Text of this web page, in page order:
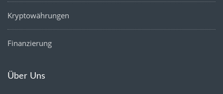
Kryptowährungen
Finanzierung
Über Uns